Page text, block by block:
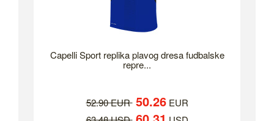
Capelli Sport replika plavog dresa fudbalske
repre...
52.90 EUR 50.26EUR